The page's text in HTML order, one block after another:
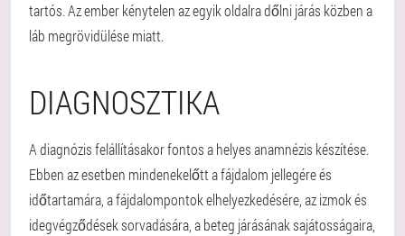
tartós. Az ember kénytelen az egyik oldalra dőlni járás közben a
láb megrövidülése miatt.
DIAGNOSZTIKA
A diagnózis felállításakor fontos a helyes anamnézis készítése.
Ebben az esetben mindenekelőtt a fájdalom jellegére és
időtartamára, a fájdalompontok elhelyezkedésére, az izmok és
idegvégződések sorvadására, a beteg járásának sajátosságaira,